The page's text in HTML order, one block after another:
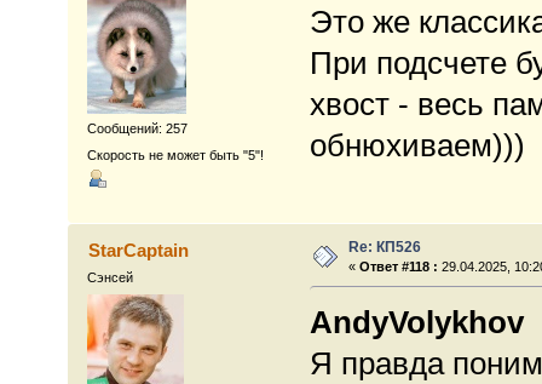
Сообщений: 257
Скорость не может быть "5"!
Это же
При подсчете
хвост - весь
обнюхиваем)))
StarCaptain
Сэнсей
Re: КП526
«Ответ #118 : 29.04.2025,
AndyVolykhov
Я правда